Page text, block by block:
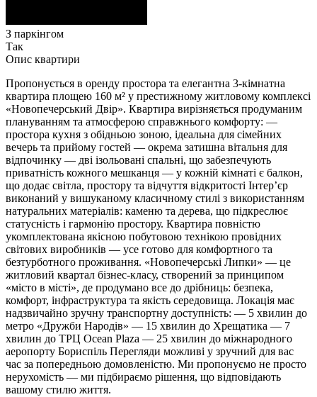
З паркінгом
Так
Опис квартири
Пропонується в оренду простора та елегантна 3-кімнатна
квартира площею 160 м² у престижному житловому комплексі
«Новопечерський Двір». Квартира вирізняється продуманим
плануванням та атмосферою справжнього комфорту: —
простора кухня з обідньою зоною, ідеальна для сімейних
вечерь та прийому гостей — окрема затишна вітальня для
відпочинку — дві ізольовані спальні, що забезпечують
приватність кожного мешканця — у кожній кімнаті є балкон,
що додає світла, простору та відчуття відкритості Інтер’єр
виконаний у вишуканому класичному стилі з використанням
натуральних матеріалів: каменю та дерева, що підкреслює
статусність і гармонію простору. Квартира повністю
укомплектована якісною побутовою технікою провідних
світових виробників — усе готово для комфортного та
безтурботного проживання. «Новопечерські Липки» — це
житловий квартал бізнес-класу, створений за принципом
«місто в місті», де продумано все до дрібниць: безпека,
комфорт, інфраструктура та якість середовища. Локація має
надзвичайно зручну транспортну доступність: — 5 хвилин до
метро «Дружби Народів» — 15 хвилин до Хрещатика — 7
хвилин до ТРЦ Ocean Plaza — 25 хвилин до міжнародного
аеропорту Бориспіль Перегляди можливі у зручний для вас
час за попередньою домовленістю. Ми пропонуємо не просто
нерухомість — ми підбираємо рішення, що відповідають
вашому стилю життя.